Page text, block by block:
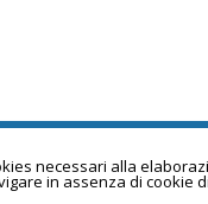
necessari alla
in assenza di cookie